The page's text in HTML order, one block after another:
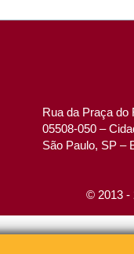
Rua da Praça do
05508-050 –
São Paulo, SP –
© 2013 -